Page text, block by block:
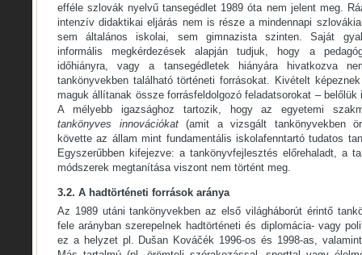
efféle szlovák nyelvű tansegédlet 1989 óta nem jelent meg.
intenzív didaktikai eljárás nem is része a mindennapi
sem általános iskolai, sem gimnazista szinten. Saját
informális megkérdezések alapján tudjuk, hogy a
időhiányra, vagy a tansegédletek hiányára hivatkozva
tankönyvekben található történeti forrásokat. Kivételt
maguk állítanak össze forrásfeldolgozó feladatsorokat – belőlük
A mélyebb igazsághoz tartozik, hogy az egyetemi
tankönyves innovációkat (amit a vizsgált tankönyvekben
követte az állam mint fundamentális iskolafenntartó tudatos
Egyszerűbben kifejezve: a tankönyvfejlesztés előrehaladt, a
módszerek megtanítása viszont nem történt meg.
3.2. A hadtörténeti források aránya
Az 1989 utáni tankönyvekben az első világháborút érintő
fele arányban szerepelnek hadtörténeti és diplomácia- vagy
ez a helyzet pl. Dušan Kováčék 1996-os és 1998-as,